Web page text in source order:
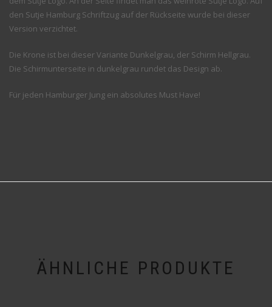
den Sutje Hamburg Schriftzug auf der Rückseite wurde bei dieser
Version verzichtet.
Die Krone ist bei dieser Variante Dunkelgrau, der Schirm Hellgrau.
Die Schirmunterseite in dunkelgrau rundet das Design ab.
Für jeden Hamburger Jung ein absolutes Must Have!
ÄHNLICHE PRODUKTE